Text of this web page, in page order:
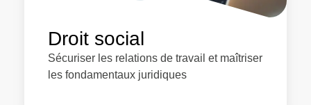
Droit social
Sécuriser les relations de travail et maîtriser
les fondamentaux juridiques